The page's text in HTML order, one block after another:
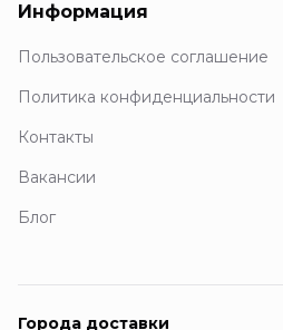
Информация
Пользовательское соглашение
Политика конфиденциальности
Контакты
Вакансии
Блог
Города доставки